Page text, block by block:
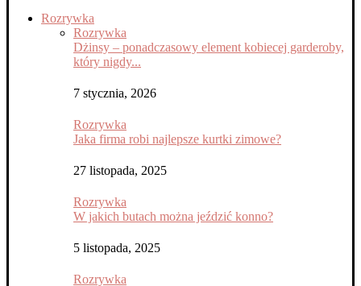
Rozrywka
Rozrywka
Dżinsy – ponadczasowy element kobiecej garderoby,
który nigdy...
7 stycznia, 2026
Rozrywka
Jaka firma robi najlepsze kurtki zimowe?
27 listopada, 2025
Rozrywka
W jakich butach można jeździć konno?
5 listopada, 2025
Rozrywka